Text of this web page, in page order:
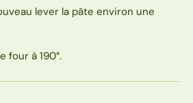
lever la pâte environ une
four à 190°.